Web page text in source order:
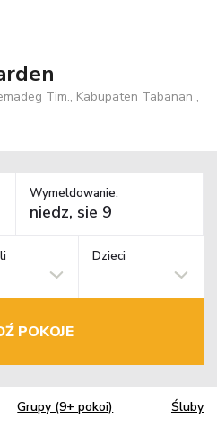
Tim., Kabupaten Tabanan ,
Wymeldowanie:
Dzieci
POKOJE
Grupy (9+ pokoi) Śluby